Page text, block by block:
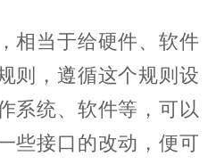
相当于给硬件、软件
则，遵循这个规则设
系统、软件等，可以
些接口的改动，便可